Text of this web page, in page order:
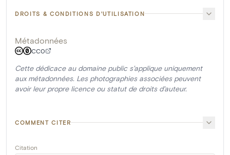
DROITS & CONDITIONS D'UTILISATION
Métadonnées
CC0
Cette dédicace au domaine public s'applique uniquement
aux métadonnées. Les photographies associées peuvent
avoir leur propre licence ou statut de droits d'auteur.
COMMENT CITER
Citation